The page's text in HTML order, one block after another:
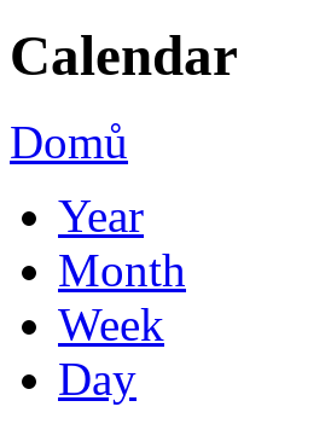
Calendar
Domů
Year
Month
Week
Day